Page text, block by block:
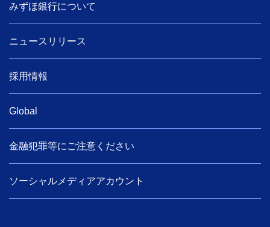
みずほ銀行について
ニュースリリース
採用情報
Global
金融犯罪等にご注意ください
ソーシャルメディアアカウント